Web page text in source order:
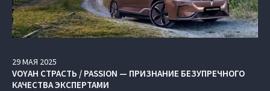
29МАЯ 2025
VOYAH СТРАСТЬ / PASSION — ПРИЗНАНИЕ БЕЗУПРЕЧНОГО
КАЧЕСТВА ЭКСПЕРТАМИ